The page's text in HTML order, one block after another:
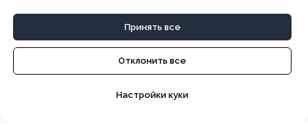
Принять все
Отклонить все
Настройки куки